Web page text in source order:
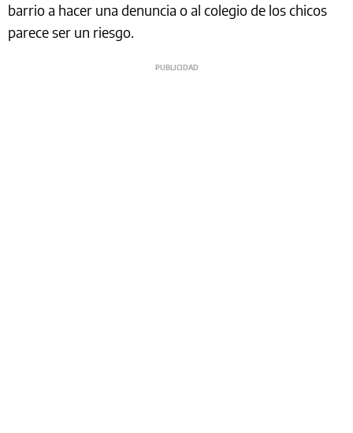
barrio a hacer una denuncia o al colegio de los chicos
parece ser un riesgo.